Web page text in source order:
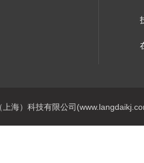
上海）科技有限公司